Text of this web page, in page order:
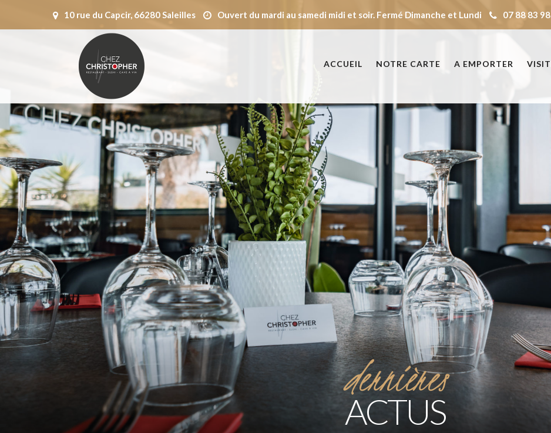
10 rue du Capcir, 66280 Saleilles Ouvert du mardi au samedi midi et soir. Fermé Dimanche et Lundi 07 88 83
ACCUEIL NOTRE CARTE A EMPORTER
dernières
ACTUS